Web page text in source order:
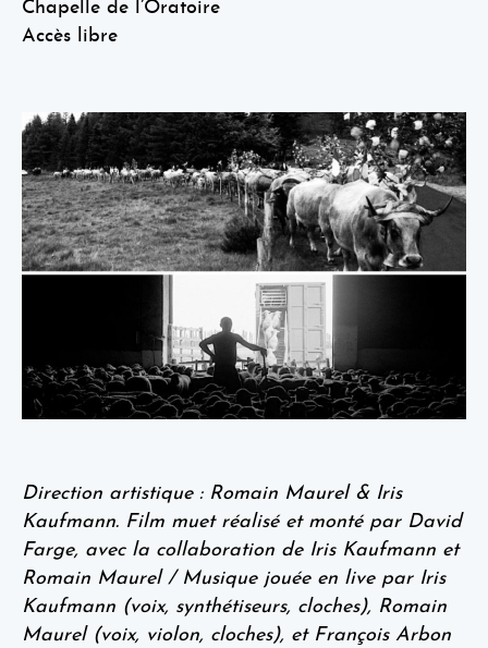
Chapelle de l’Oratoire
Accès libre
Direction artistique : Romain Maurel & Iris
Kaufmann. Film muet réalisé et monté par David
Farge, avec la collaboration de Iris Kaufmann et
Romain Maurel / Musique jouée en live par Iris
Kaufmann (voix, synthétiseurs, cloches), Romain
Maurel (voix, violon, cloches), et François Arbon